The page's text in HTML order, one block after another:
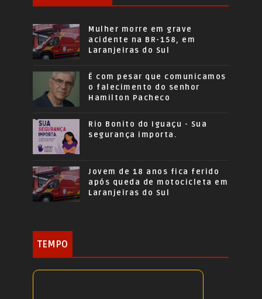
Mulher morre em grave
acidente na BR-158, em
Laranjeiras do Sul
É com pesar que comunicamos
o falecimento do senhor
Hamilton Pacheco
Rio Bonito do Iguaçu - Sua
segurança importa.
Jovem de 18 anos fica ferido
após queda de motocicleta em
Laranjeiras do Sul
TEMPO